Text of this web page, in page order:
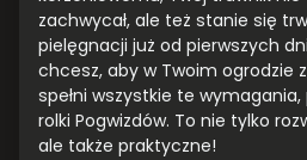
zachwycał, ale też stanie się
pielęgnacji już od pierwszych
chcesz, aby w Twoim ogrodzie
spełni wszystkie te
rolki Pogwizdów. To nie tylko
ale także praktyczne!